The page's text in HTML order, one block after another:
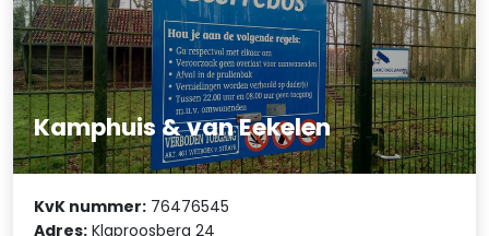
Kamphuis & van Eekelen
KvK nummer: 76476545
Adres: Klaproosberg 24